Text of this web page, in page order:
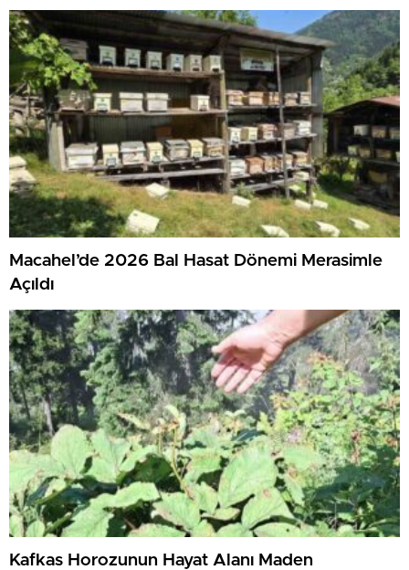
Macahel’de 2026 Bal Hasat Dönemi Merasimle
Açıldı
Kafkas Horozunun Hayat Alanı Maden